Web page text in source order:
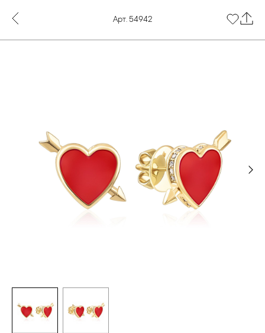
Арт. 54942